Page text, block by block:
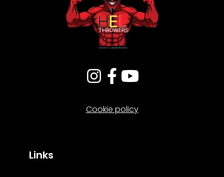
Cookie policy
Links